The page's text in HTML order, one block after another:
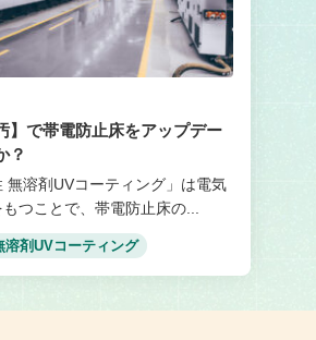
】で帯電防止床をアップデー
？
無溶剤UVコーティング」は電気
つことで、帯電防止床の...
溶剤UVコーティング